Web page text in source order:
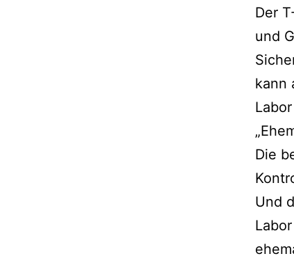
Der
und
kann
Die
Und